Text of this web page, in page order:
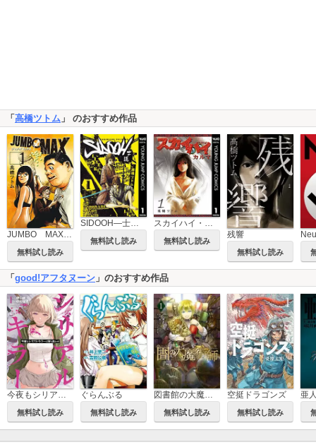
「高橋ツトム 」 のおすすめ作品
無料試し読み
SIDOOH―士道―
無料試し読み
スカイハイ・カルマ
無料試し読み
残響
無料試し読み
「 good!アフタヌーン 」のおすすめ作品
今夜もシリアルキラーと待ち合わせ
無料試し読み
ぐらんぶる
無料試し読み
図書館の大魔術師
無料試し読み
空挺ドラゴンズ
無料試し読み
亜